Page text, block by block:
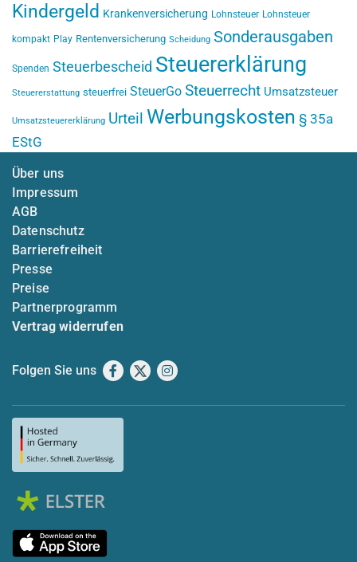
Kindergeld Krankenversicherung Lohnsteuer Lohnsteuer
kompakt Play Rentenversicherung Scheidung Sonderausgaben
Spenden Steuerbescheid Steuererklärung
Steuererstattung steuerfrei SteuerGo Steuerrecht Umsatzsteuer
Umsatzsteuererklärung Urteil Werbungskosten § 35a
EStG
Über uns
Impressum
AGB
Datenschutz
Barrierefreiheit
Presse
Preise
Partnerprogramm
Vertrag widerrufen
Folgen Sie uns Facebook
X Instagram